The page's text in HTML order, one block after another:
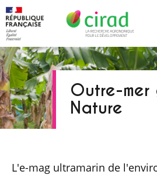
Outre-mer
Nature
L'e-mag ultramarin de